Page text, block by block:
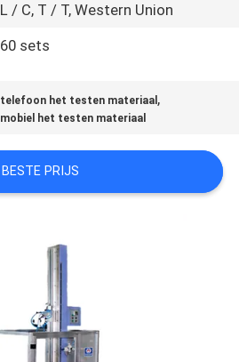
L / C, T / T, Western Union
60 sets
telefoon het testen materiaal ,
mobiel het testen materiaal
BESTE PRIJS